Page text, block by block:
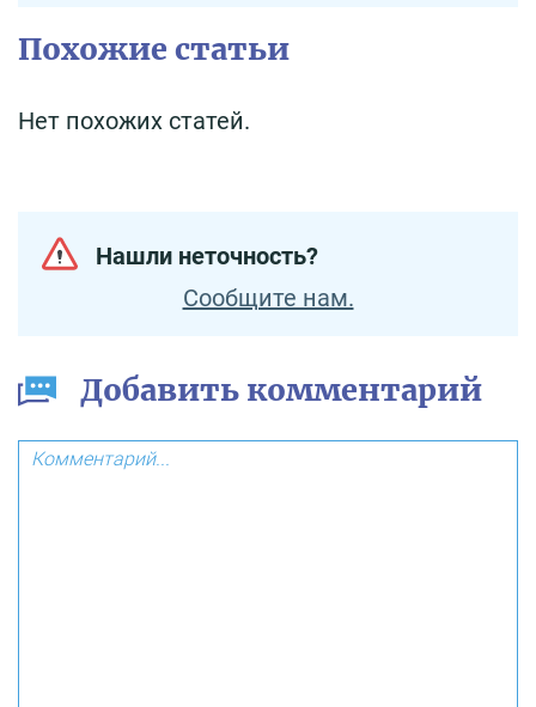
Похожие статьи
Нет похожих статей.
Нашли неточность?
Сообщите нам.
Добавить комментарий